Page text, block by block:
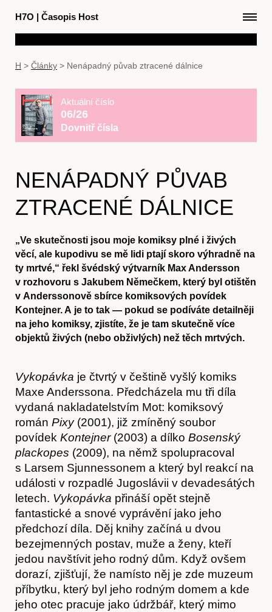
H7O | Časopis Host
H > Články > Nenápadný půvab ztracené dálnice
Aktuální číslo
06/26
Dovnitř čísla
NENÁPADNÝ PŮVAB
ZTRACENÉ DÁLNICE
„Ve skutečnosti jsou moje komiksy plné i živých
věcí, ale kupodivu se mě lidi ptají skoro výhradně na
ty mrtvé,“ řekl švédský výtvarník Max Andersson
v rozhovoru s Jakubem Němečkem, který byl otištěn
v Anderssonově sbírce komiksových povídek
Kontejner. A je to tak — pokud se podíváte detailněji
na jeho komiksy, zjistíte, že je tam skutečně více
objektů živých (nebo obživlých) než těch mrtvých.
Vykopávka je čtvrtý v češtině vyšlý komiks
Maxe Anderssona. Předcházela mu tři díla
vydaná nakladatelstvím Mot: komiksový
román Pixy(2001), již zmíněný soubor
povídek Kontejner(2003) a dílko Bosenský
plackopes (2009), na němž spolupracoval
s Larsem Sjunnessonem a který byl reakcí na
události v rozpadlé Jugoslávii v devadesátých
letech. Vykopávka přináší opět stejně
fantastické a snové vyprávění jako jeho
předchozí díla. Děj knihy začíná u dvou
bezejmenných postav, muže a ženy, kteří
jedou navštívit jeho rodný dům. Když ovšem
dorazí, zjišťují, že namísto něj je zde muzeum
příbytku, který byl jeho rodným domem a kde
jeho otec pracuje jako údržbář, který mimo